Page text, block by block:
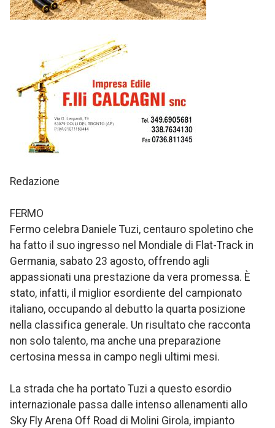
Redazione
FERMO
Fermo celebra Daniele Tuzi, centauro spoletino che
ha fatto il suo ingresso nel Mondiale di Flat-Track in
Germania, sabato 23 agosto, offrendo agli
appassionati una prestazione da vera promessa. È
stato, infatti, il miglior esordiente del campionato
italiano, occupando al debutto la quarta posizione
nella classifica generale. Un risultato che racconta
non solo talento, ma anche una preparazione
certosina messa in campo negli ultimi mesi.
La strada che ha portato Tuzi a questo esordio
internazionale passa dalle intenso allenamenti allo
Sky Fly Arena Off Road di Molini Girola, impianto